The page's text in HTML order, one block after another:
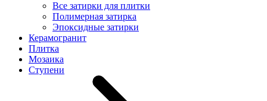
Все затирки для плитки
Полимерная затирка
Эпоксидные затирки
Керамогранит
Плитка
Мозаика
Ступени